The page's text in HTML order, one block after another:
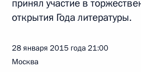
принял участие в
открытия Года литературы.
28 января 2015 года21:00
Москва